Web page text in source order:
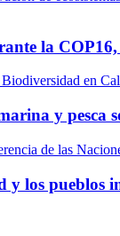
la
y pesca
y los pueblos